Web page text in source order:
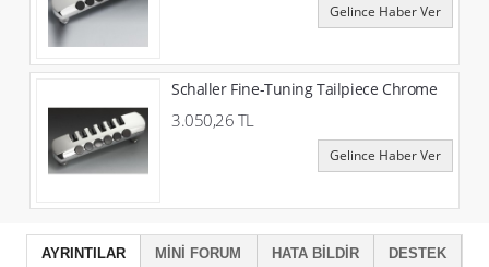
Gelince Haber Ver
Schaller Fine-Tuning Tailpiece Chrome
3.050,26 TL
Gelince Haber Ver
AYRINTILAR MINI FORUM HATA BILDIR DESTEK